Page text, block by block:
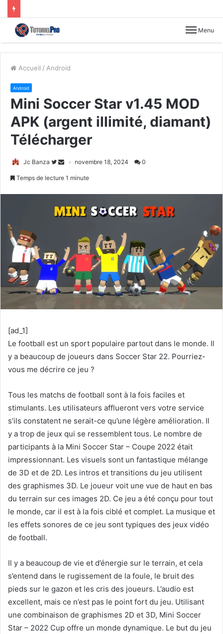
Menu
Accueil / Android
Android
Mini Soccer Star v1.45 MOD
APK (argent illimité, diamant)
Télécharger
Jc Banza novembre 18, 2024 0
Temps de lecture 1 minute
[ad_1]
Le football est un sport populaire partout dans le monde. Il
y a beaucoup de joueurs dans Soccer Star 22. Pourriez-
vous me décrire ce jeu ?
Tous les matchs de football sont à la fois faciles et
stimulants. Les utilisateurs afflueront vers votre service
s’ils constatent ne serait-ce qu’une légère amélioration. Il
y a trop de jeux qui se ressemblent tous. Le nombre de
participants à la Mini Soccer Star – Coupe 2022 était
impressionnant. Les visuels sont un fantastique mélange
de 3D et de 2D. Les intros et transitions du jeu utilisent
des graphismes 3D. Le joueur voit une vue de haut en bas
du terrain sur ces images 2D. Ce jeu a été conçu pour tout
le monde, car il est à la fois ciblé et complet. La musique et
les effets sonores de ce jeu sont typiques des jeux vidéo
de football.
Il y a beaucoup de vie et d’énergie sur le terrain, et cela
s’entend dans le rugissement de la foule, le bruit des
pieds sur le gazon et les cris des joueurs. L’audio est
excellent, mais ce n’est pas le point fort du jeu. Utilisant
une combinaison de graphismes 2D et 3D, Mini Soccer
Star – 2022 Cup offre un monde dynamique. Le but du jeu